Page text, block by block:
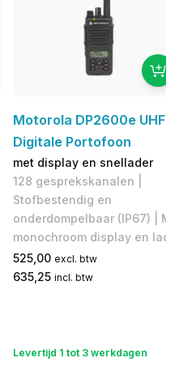
Motorola DP2600e UHF
Digitale Portofoon
met display en snellader
128 gesprekskanalen |
Stofbestendig en
onderdompelbaar (IP67) |
monochroom display en
525,00 excl. btw
635,25 incl. btw
Levertijd 1 tot 3 werkdagen